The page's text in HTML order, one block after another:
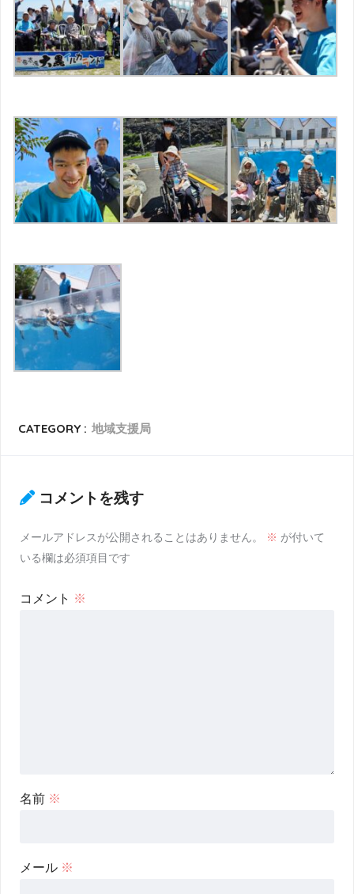
CATEGORY : 地域支援局
コメントを残す
メールアドレスが公開されることはありません。 ※ が付いて
いる欄は必須項目です
コメント ※
名前 ※
メール ※